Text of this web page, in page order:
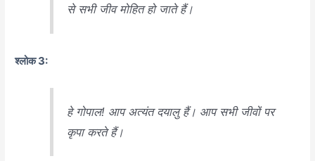
से सभी जीव मोहित हो जाते हैं।
श्लोक 3:
हे गोपाल! आप अत्यंत दयालु हैं। आप सभी जीवों पर
कृपा करते हैं।